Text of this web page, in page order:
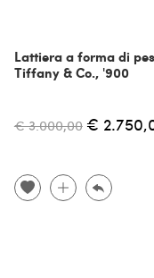
Lattiera a forma di
Tiffany & Co., '900
€ 3.000,00 €